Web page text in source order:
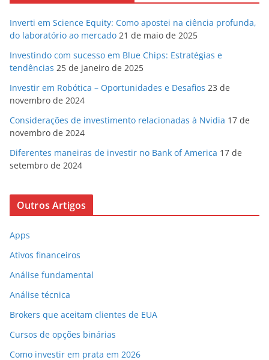
Inverti em Science Equity: Como apostei na ciência profunda,
do laboratório ao mercado 21 de maio de 2025
Investindo com sucesso em Blue Chips: Estratégias e
tendências 25 de janeiro de 2025
Investir em Robótica – Oportunidades e Desafios 23 de
novembro de 2024
Considerações de investimento relacionadas à Nvidia 17 de
novembro de 2024
Diferentes maneiras de investir no Bank of America 17 de
setembro de 2024
Outros Artigos
Apps
Ativos financeiros
Análise fundamental
Análise técnica
Brokers que aceitam clientes de EUA
Cursos de opções binárias
Como investir em prata em 2026